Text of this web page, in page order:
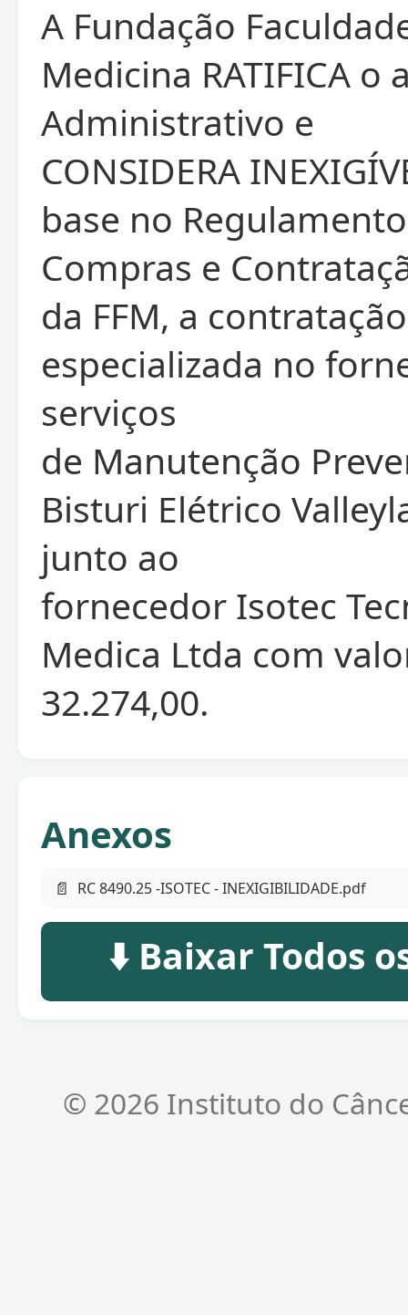
A Fundação
Medicina RATIFICA o
Administrativo e
CONSIDERA
base no
Compras e
da FFM, a
especializada no
serviços
de Manutenção
Bisturi Elétrico
junto ao
fornecedor Isotec
Medica Ltda com
32.274,00.
Anexos
📄 RC 8490.25 -ISOTEC - INEXIGIBILIDADE.pdf
⬇️ Baixar Todos
© 2026 Instituto do